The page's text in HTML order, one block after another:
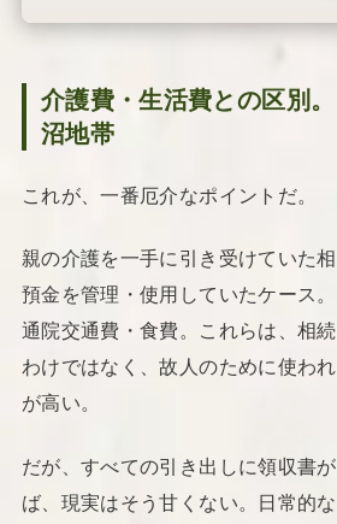
介護費・生活費との区別
沼地帯
これが、一番厄介なポイントだ。
親の介護を一手に引き受けていた
預金を管理・使用していたケース
通院交通費・食費。これらは、相
わけではなく、故人のために使わ
が高い。
だが、すべての引き出しに領収書
ば、現実はそう甘くない。日常的